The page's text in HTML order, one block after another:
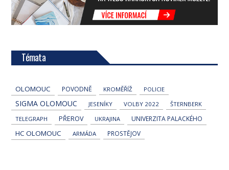
Témata
OLOMOUC POVODNĚ KROMĚŘÍŽ POLICIE
SIGMA OLOMOUC JESENÍKY VOLBY 2022
ŠTERNBERK
TELEGRAPH
PŘEROV UKRAJINA UNIVERZITA PALACKÉHO
HC OLOMOUC ARMÁDA PROSTĚJOV